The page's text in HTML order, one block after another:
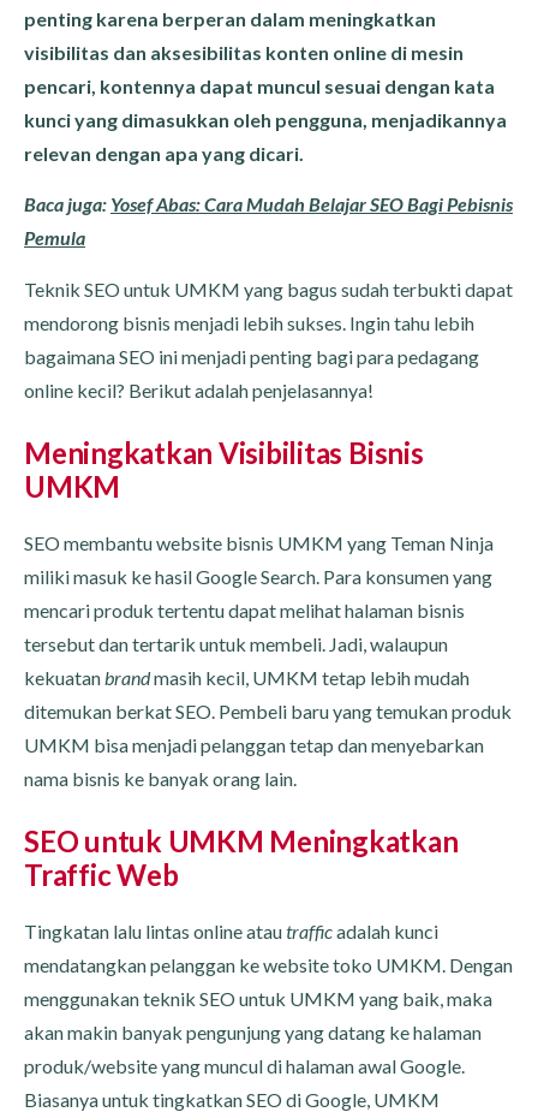
penting karena berperan dalam meningkatkan
visibilitas dan aksesibilitas konten online di mesin
pencari, kontennya dapat muncul sesuai dengan kata
kunci yang dimasukkan oleh pengguna, menjadikannya
relevan dengan apa yang dicari.
Baca juga: Yosef Abas: Cara Mudah Belajar SEO Bagi Pebisnis
Pemula
Teknik SEO untuk UMKM yang bagus sudah terbukti dapat
mendorong bisnis menjadi lebih sukses. Ingin tahu lebih
bagaimana SEO ini menjadi penting bagi para pedagang
online kecil? Berikut adalah penjelasannya!
Meningkatkan Visibilitas Bisnis
UMKM
SEO membantu website bisnis UMKM yang Teman Ninja
miliki masuk ke hasil Google Search. Para konsumen yang
mencari produk tertentu dapat melihat halaman bisnis
tersebut dan tertarik untuk membeli. Jadi, walaupun
kekuatanbrandmasih kecil, UMKM tetap lebih mudah
ditemukan berkat SEO. Pembeli baru yang temukan produk
UMKM bisa menjadi pelanggan tetap dan menyebarkan
nama bisnis ke banyak orang lain.
SEO untuk UMKM Meningkatkan
Traffic Web
Tingkatan lalu lintas online atautrafficadalah kunci
mendatangkan pelanggan ke website toko UMKM. Dengan
menggunakan teknik SEO untuk UMKM yang baik, maka
akan makin banyak pengunjung yang datang ke halaman
produk/website yang muncul di halaman awal Google.
Biasanya untuk tingkatkan SEO di Google, UMKM